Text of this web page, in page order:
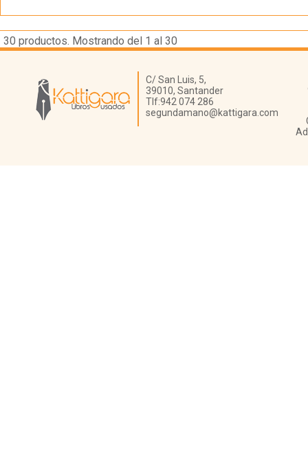
30 productos. Mostrando del 1 al 30
Librería Kattigara
C/ San Luis, 5,
39010, Santander
Tlf:942 074 286
segundamano@kattigara.com